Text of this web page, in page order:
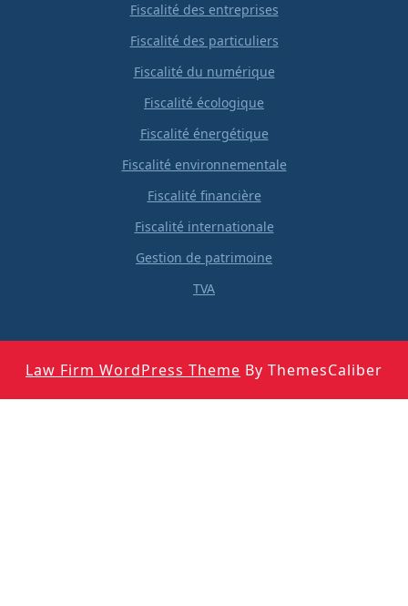
Fiscalité des entreprises
Fiscalité des particuliers
Fiscalité du numérique
Fiscalité écologique
Fiscalité énergétique
Fiscalité environnementale
Fiscalité financière
Fiscalité internationale
Gestion de patrimoine
TVA
Law Firm WordPress Theme By ThemesCaliber